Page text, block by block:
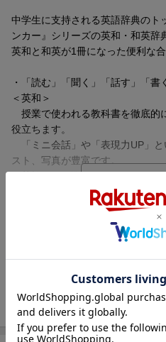
中学生に支持される英語辞典のト
ンカー』シリーズの英和・和英辞
英和と和英が1冊になった便利な合
・「読む」「聞く」「話す」「書
＜英和＞
授業で使われる教科書を徹底的
役立ちます。
「ミニ会話」や「表現力UP」
スト、写真が豊富です。
さらに、英語の発音や日常英会
になってくれます。
中学生の日常生活レベルに合っ
基本表現をパターン化して示し
したりするときに、適切な表現
内容紹介（JPROより）
められた面白いかこみ記事やイラ
楽しくなる要素満載。充実の口絵